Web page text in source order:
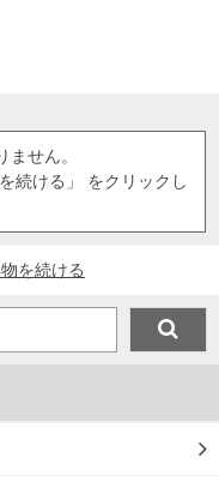
せん。
続ける」 をクリックし
を続ける